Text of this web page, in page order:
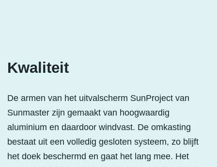
Kwaliteit
De armen van het uitvalscherm SunProject van
Sunmaster zijn gemaakt van hoogwaardig
aluminium en daardoor windvast. De omkasting
bestaat uit een volledig gesloten systeem, zo blijft
het doek beschermd en gaat het lang mee. Het